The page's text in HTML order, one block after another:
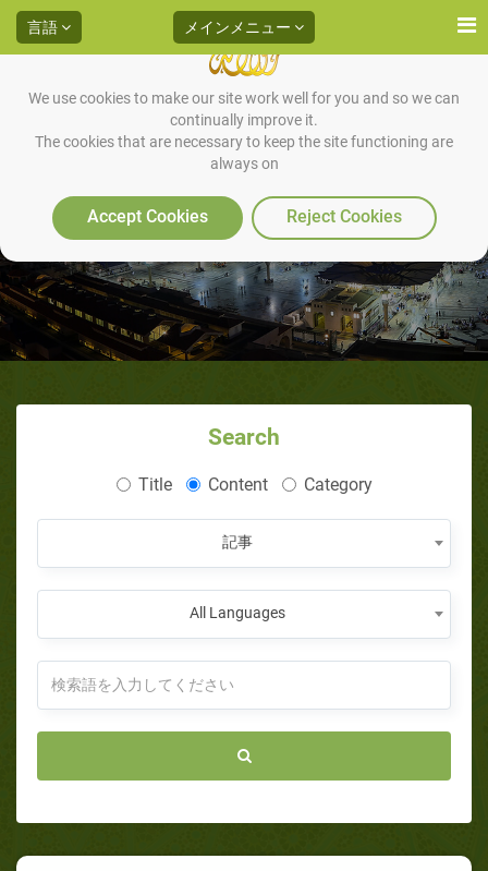
We use cookies to make our site work well for you and so we can
continually improve it.
The cookies that are necessary to keep the site functioning are
always on
Accept Cookies Reject Cookies
言語 メインメニュー
イスラームにおける家族（パー
ト2／3）：結婚
Search
Title Content Category
記事
All Languages